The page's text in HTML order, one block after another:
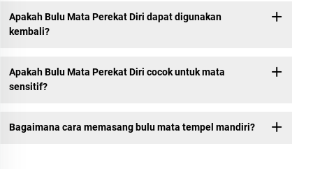
Apakah Bulu Mata Perekat Diri dapat digunakan
kembali?
Apakah Bulu Mata Perekat Diri cocok untuk mata
sensitif?
Bagaimana cara memasang bulu mata tempel mandiri?